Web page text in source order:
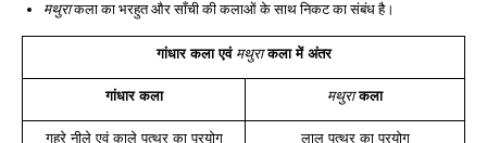
मथुराकला का भरहुत और साँची की कलाओं के साथ निकट का संबंध है।
गांधार कला एवं मथुराकला में अंतर
गांधार कला मथुराकला
गहरे नीले एवं काले पत्थर का प्रयोग लाल पत्थर का प्रयोग